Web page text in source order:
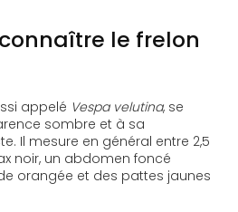
le frelon
appelé Vespa velutina, se
sombre et à sa
Il mesure en général entre 2,5
noir, un abdomen foncé
orangée et des pattes jaunes